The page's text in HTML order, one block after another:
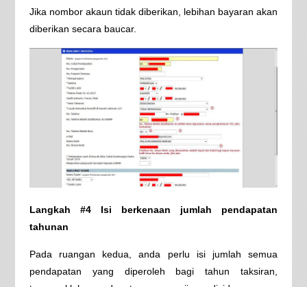
Jika nombor akaun tidak diberikan, lebihan bayaran akan
diberikan secara baucar.
Langkah #4 Isi berkenaan jumlah pendapatan
tahunan
Pada ruangan kedua, anda perlu isi jumlah semua
pendapatan yang diperoleh bagi tahun taksiran,